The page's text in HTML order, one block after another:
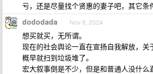
亏，还是尽量找个贤惠的妻子吧，其它条
dododada Nov 8, 2024
想买就买，无所谓。
现在的社会舆论一直在宣扬自我解放，关
概早就扫到垃圾堆了。
宏大叙事倒是不少，但是和普通人没什么